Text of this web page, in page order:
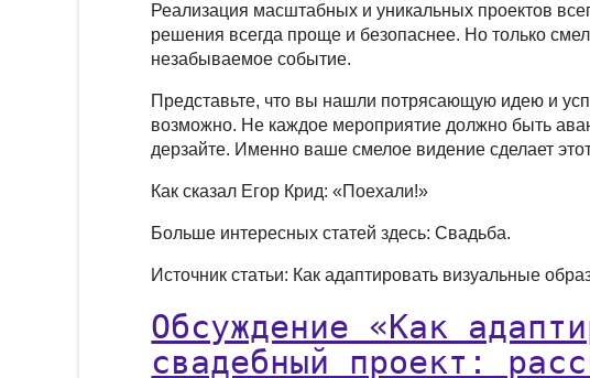
Реализация масштабных и уникальных проектов
решения всегда проще и безопаснее. Но только
незабываемое событие.
Представьте, что вы нашли потрясающую идею и
возможно. Не каждое мероприятие должно быть
дерзайте. Именно ваше смелое видение сделает
Как сказал Егор Крид: «Поехали!»
Больше интересных статей здесь: Свадьба.
Источник статьи: Как адаптировать визуальные
Обсуждение «Как
свадебный проект: